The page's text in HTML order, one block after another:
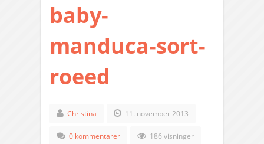
baby-
manduca-sort-
roeed
Christina 11. november 2013
0 kommentarer 186 visninger